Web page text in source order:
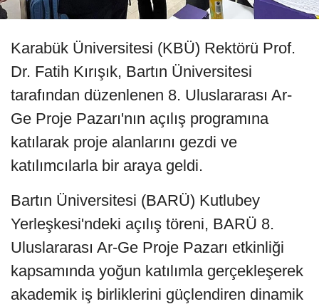
Karabük Üniversitesi (KBÜ) Rektörü Prof.
Dr. Fatih Kırışık, Bartın Üniversitesi
tarafından düzenlenen 8. Uluslararası Ar-
Ge Proje Pazarı'nın açılış programına
katılarak proje alanlarını gezdi ve
katılımcılarla bir araya geldi.
Bartın Üniversitesi (BARÜ) Kutlubey
Yerleşkesi'ndeki açılış töreni, BARÜ 8.
Uluslararası Ar-Ge Proje Pazarı etkinliği
kapsamında yoğun katılımla gerçekleşerek
akademik iş birliklerini güçlendiren dinamik